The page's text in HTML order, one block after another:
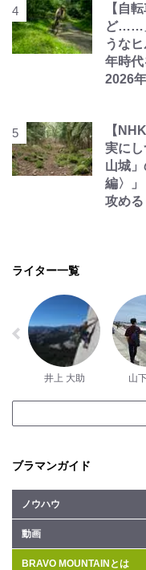
【自
ど……
うな
年時
2026年
【
実に
山城
編〉
攻める
ライター一覧
井上 大助 山
ブラマンガイド
ノウハウ
動画
BRAVO MOUNTAINとは